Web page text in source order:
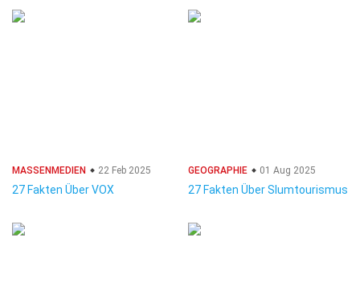
MASSENMEDIEN 22 Feb 2025
27 Fakten Über VOX
GEOGRAPHIE 01 Aug 2025
27 Fakten Über Slumtourismus